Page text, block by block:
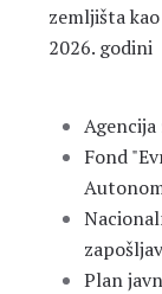
zemljišta
2026. godini
Fond
Plan